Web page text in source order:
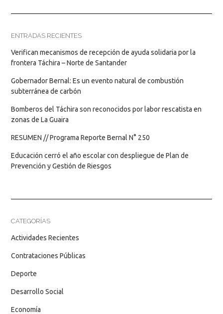
ENTRADAS RECIENTES
Verifican mecanismos de recepción de ayuda solidaria por la
frontera Táchira – Norte de Santander
Gobernador Bernal: Es un evento natural de combustión
subterránea de carbón
Bomberos del Táchira son reconocidos por labor rescatista en
zonas de La Guaira
RESUMEN // Programa Reporte Bernal N° 250
Educación cerró el año escolar con despliegue de Plan de
Prevención y Gestión de Riesgos
CATEGORÍAS
Actividades Recientes
Contrataciones Públicas
Deporte
Desarrollo Social
Economía